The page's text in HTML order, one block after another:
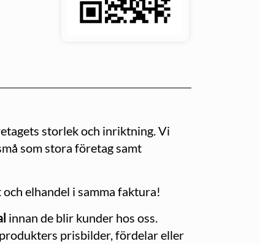
storlek och inriktning. Vi
som stora företag samt
och elhandel i samma faktura!
innan de blir kunder hos oss.
prisbilder, fördelar eller